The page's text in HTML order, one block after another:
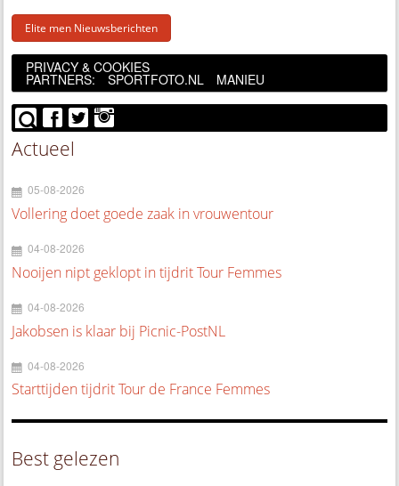
Elite men Nieuwsberichten
PRIVACY & COOKIES
PARTNERS: SPORTFOTO.NL MANIEU
Actueel
05-08-2026
Vollering doet goede zaak in vrouwentour
04-08-2026
Nooijen nipt geklopt in tijdrit Tour Femmes
04-08-2026
Jakobsen is klaar bij Picnic-PostNL
04-08-2026
Starttijden tijdrit Tour de France Femmes
Best gelezen